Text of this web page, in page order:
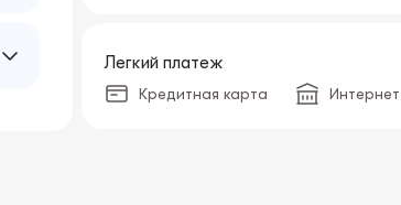
Легкий платеж
Кредитная карта